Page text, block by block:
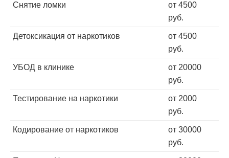
Снятие ломки
от 4500
руб.
Детоксикация от наркотиков
от 4500
руб.
УБОД в клинике
от 20000
руб.
Тестирование на наркотики
от 2000
руб.
Кодирование от наркотиков
от 30000
руб.